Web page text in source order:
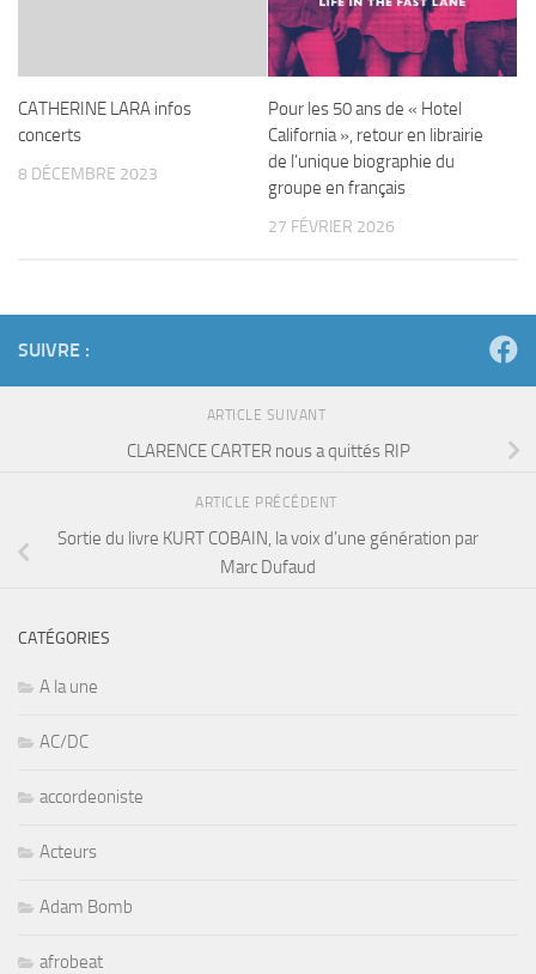
CATHERINE LARA infos
concerts
8 DÉCEMBRE 2023
Pour les 50 ans de « Hotel
California », retour en librairie
de l’unique biographie du
groupe en français
27 FÉVRIER 2026
SUIVRE :
ARTICLE SUIVANT
CLARENCE CARTER nous a quittés RIP
ARTICLE PRÉCÉDENT
Sortie du livre KURT COBAIN, la voix d’une génération par
Marc Dufaud
CATÉGORIES
A la une
AC/DC
accordeoniste
Acteurs
Adam Bomb
afrobeat